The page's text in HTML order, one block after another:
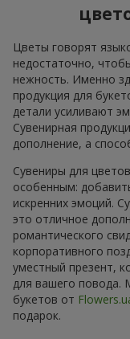
Цветы говорят
недостаточно,
нежность. Именно
продукция для
детали усиливают
Сувенирная
дополнение, а
Сувениры для
особенным:
искренних эмоций.
это отличное
романтического
корпоративного
уместный презент,
для вашего повода.
букетов от
подарок.